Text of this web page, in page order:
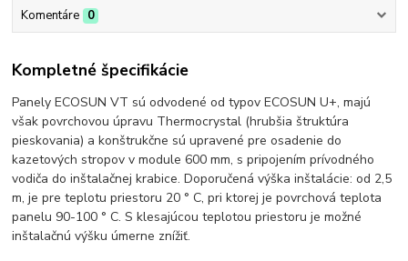
Komentáre 0
Kompletné špecifikácie
Panely ECOSUN VT sú odvodené od typov ECOSUN U+, majú
však povrchovou úpravu Thermocrystal (hrubšia štruktúra
pieskovania) a konštrukčne sú upravené pre osadenie do
kazetových stropov v module 600 mm, s pripojením prívodného
vodiča do inštalačnej krabice. Doporučená výška inštalácie: od 2,5
m, je pre teplotu priestoru 20 ° C, pri ktorej je povrchová teplota
panelu 90-100 ° C. S klesajúcou teplotou priestoru je možné
inštalačnú výšku úmerne znížiť.